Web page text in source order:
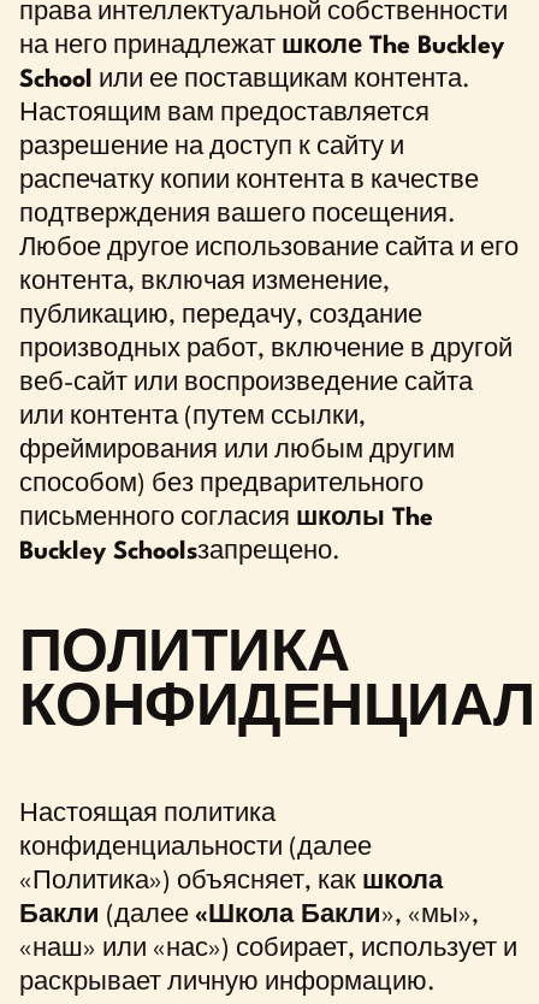
права интеллектуальной собственности
на него принадлежат школе The Buckley
School или ее поставщикам контента.
Настоящим вам предоставляется
разрешение на доступ к сайту и
распечатку копии контента в качестве
подтверждения вашего посещения.
Любое другое использование сайта и его
контента, включая изменение,
публикацию, передачу, создание
производных работ, включение в другой
веб-сайт или воспроизведение сайта
или контента (путем ссылки,
фреймирования или любым другим
способом) без предварительного
письменного согласия школы The
Buckley Schoolsзапрещено.
ПОЛИТИКА
Настоящая политика
конфиденциальности (далее
«Политика») объясняет, как школа
Бакли (далее «Школа Бакли», «мы»,
«наш» или «нас») собирает, использует и
раскрывает личную информацию.